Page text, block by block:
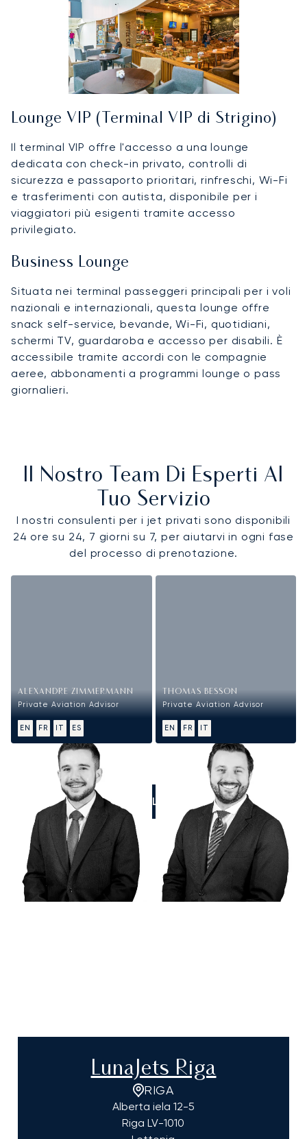
Lounge VIP (Terminal VIP di Strigino)
Il terminal VIP offre l'accesso a una lounge
dedicata con check-in privato, controlli di
sicurezza e passaporto prioritari, rinfreschi, Wi-Fi
e trasferimenti con autista, disponibile per i
viaggiatori più esigenti tramite accesso
privilegiato.
Business Lounge
Situata nei terminal passeggeri principali per i voli
nazionali e internazionali, questa lounge offre
snack self-service, bevande, Wi-Fi, quotidiani,
schermi TV, guardaroba e accesso per disabili. È
accessibile tramite accordi con le compagnie
aeree, abbonamenti a programmi lounge o pass
giornalieri.
Il Nostro Team Di Esperti Al
Tuo Servizio
I nostri consulenti per i jet privati sono disponibili
24 ore su 24, 7 giorni su 7, per aiutarvi in ogni fase
del processo di prenotazione.
ALEXANDRE ZIMMERMANN
Private Aviation Advisor
EN FR IT ES
THOMAS BESSON
Private Aviation Advisor
EN FR IT
CALL US
LunaJets Riga
RIGA
Alberta iela 12-5
Riga LV-1010